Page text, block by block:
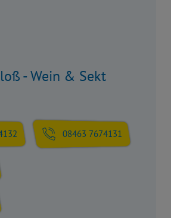
- Wein & Sekt
08463 7674131